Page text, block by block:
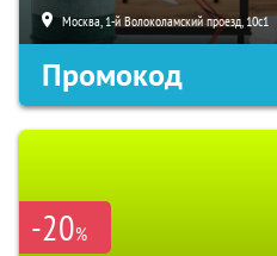
Москва, 1-й Волоколамский проезд, 10с1
Промокод
-20%